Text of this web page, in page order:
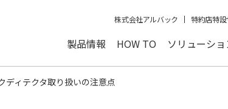
株式会社アルバック 特約店特設
製品情報 HOW TO ソリューショ
ディテクタ取り扱いの注意点